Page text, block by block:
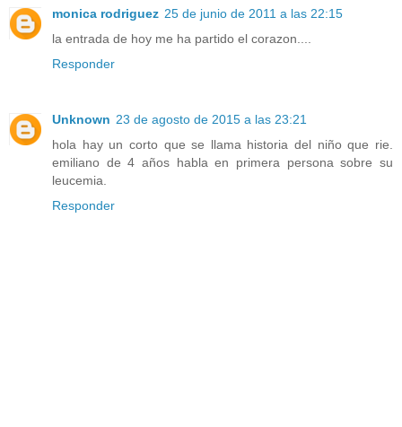
monica rodriguez 25 de junio de 2011 a las 22:15
la entrada de hoy me ha partido el corazon....
Responder
Unknown 23 de agosto de 2015 a las 23:21
hola hay un corto que se llama historia del niño que rie.
emiliano de 4 años habla en primera persona sobre su
leucemia.
Responder